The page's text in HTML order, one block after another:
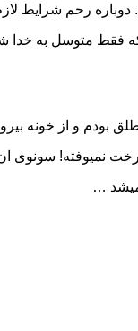
دوباره رحم شرایط
که فقط متوسل به
و از خونه
نمیوفته! سونوی
…